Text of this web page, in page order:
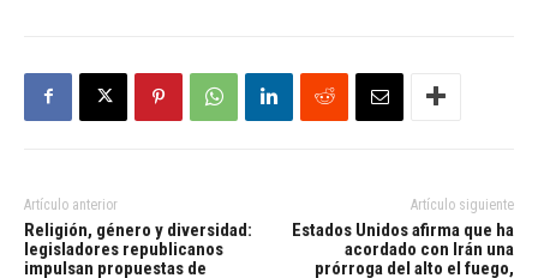
Artículo anterior
Religión, género y diversidad:
legisladores republicanos
impulsan propuestas de
Artículo siguiente
Estados Unidos afirma que ha
acordado con Irán una
prórroga del alto el fuego,